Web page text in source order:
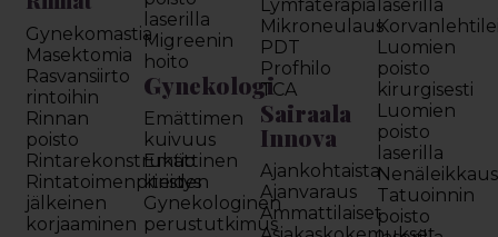
Gynekomastia
Masektomia
Rasvansiirto
rintoihin
Rinnan
poisto
Rintarekonstruktio
Rintatoimenpiteiden
jälkeinen
korjaaminen
laserilla
Migreenin
hoito
Gynekologi
Emättimen
kuivuus
Emättinen
kiristys
Gynekologinen
perustutkimus
Lymfaterapia
Mikroneulaus
PDT
Profhilo
TCA
Sairaala
Innova
Ajankohtaista
Ajanvaraus
Ammattilaiset
laserilla
Luomien
poisto
kirurgisesti
Luomien
poisto
laserilla
Nenäleikkaus
Tatuoinnin
poisto